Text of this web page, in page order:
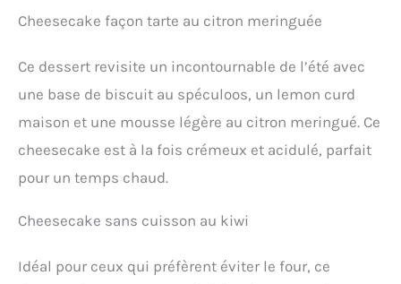
Cheesecake façon tarte au citron meringuée
Ce dessert revisite un incontournable de l’été avec
une base de biscuit au spéculoos, un lemon curd
maison et une mousse légère au citron meringué. Ce
cheesecake est à la fois crémeux et acidulé, parfait
pour un temps chaud.
Cheesecake sans cuisson au kiwi
Idéal pour ceux qui préfèrent éviter le four, ce